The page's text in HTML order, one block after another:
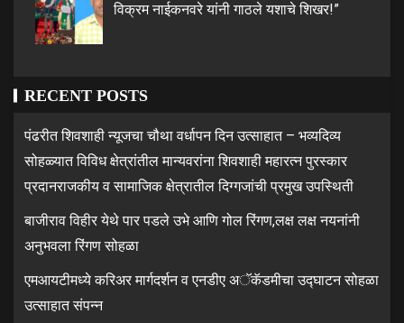
विक्रम नाईकनवरे यांनी गाठले यशाचे शिखर!”
RECENT POSTS
पंढरीत शिवशाही न्यूजचा चौथा वर्धापन दिन उत्साहात – भव्यदिव्य
सोहळ्यात विविध क्षेत्रांतील मान्यवरांना शिवशाही महारत्न पुरस्कार
प्रदानराजकीय व सामाजिक क्षेत्रातील दिग्गजांची प्रमुख उपस्थिती
बाजीराव विहीर येथे पार पडले उभे आणि गोल रिंगण,लक्ष लक्ष नयनांनी
अनुभवला रिंगण सोहळा
एमआयटीमध्ये करिअर मार्गदर्शन व एनडीए अॅकॅडमीचा उद्घाटन सोहळा
उत्साहात संपन्न